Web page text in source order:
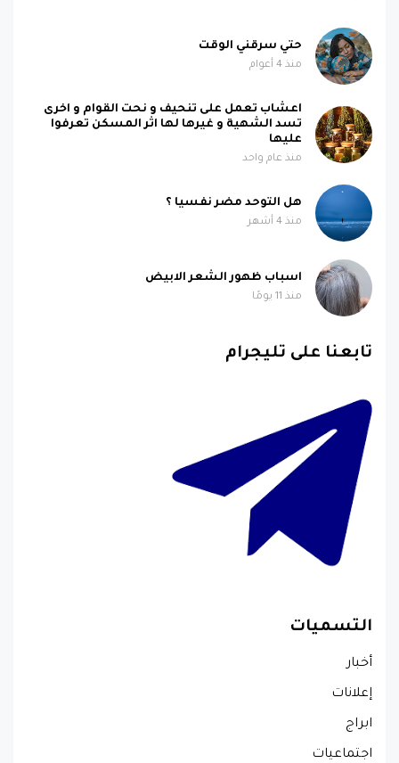
حتي سرقني الوقت
منذ 4 أعوام
اعشاب تعمل على تنحيف و نحت القوام و اخرى
تسد الشهية و غيرها لها اثر المسكن تعرفوا
عليها
منذ عام واحد
هل التوحد مضر نفسيا ؟
منذ 4 أشهر
اسباب ظهور الشعر الابيض
منذ 11 يومًا
تابعنا على تليجرام
التسميات
أخبار
إعلانات
ابراج
اجتماعيات